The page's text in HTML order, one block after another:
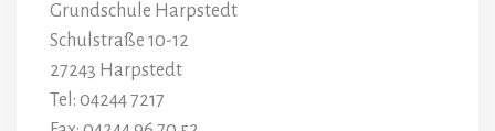
Grundschule Harpstedt
Schulstraße 10-12
27243 Harpstedt
Tel: 04244 7217